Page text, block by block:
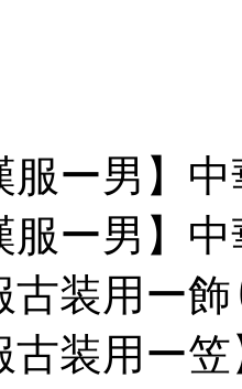
服ー男】
服ー男】
古装用ー
古装用ー